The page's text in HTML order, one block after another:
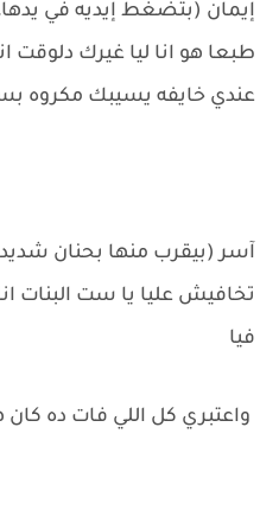
إيمان (بتضغط إيديه في
طبعا هو انا ليا غيرك
عندي خايفه يسيبك مكروه
آسر (بيقرب منها بحنان
تخافيش عليا يا ست البنات
فيا
واعتبري كل اللي فات ده كان